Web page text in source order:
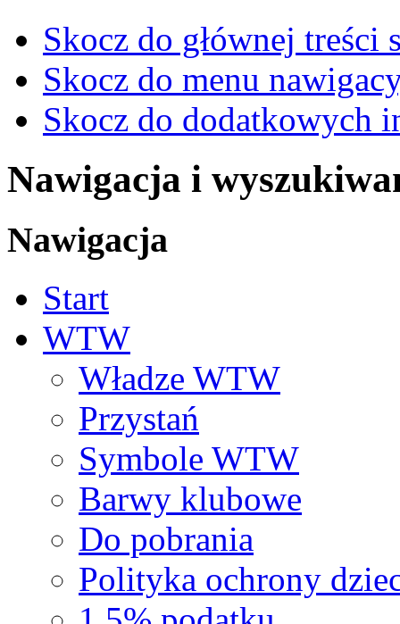
Skocz do głównej treści
Skocz do menu
Skocz do dodatkowych
Nawigacja i
Nawigacja
Start
WTW
Władze WTW
Przystań
Symbole WTW
Barwy klubowe
Do pobrania
Polityka ochrony